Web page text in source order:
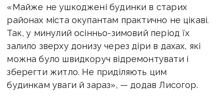
«Майже не ушкоджені будинки в старих
районах міста окупантам практично не цікаві.
Так, у минулий осінньо-зимовий період їх
залило зверху донизу через діри в дахах, які
можна було швидкоруч відремонтувати і
зберегти житло. Не приділяють цим
будинкам уваги й зараз», — додав Лисогор.